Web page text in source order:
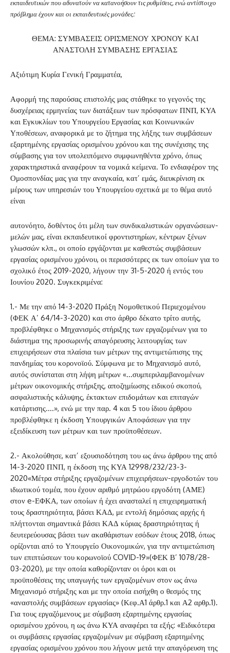
εκπαιδευτικών που αδυνατούν να κατανοήσουν τις ρυθμίσεις, ενώ αντίστοιχο
πρόβλημα έχουν και οι εκπαιδευτικές μονάδες:
ΘΕΜΑ: ΣΥΜΒΑΣΕΙΣ ΟΡΙΣΜΕΝΟΥ ΧΡΟΝΟΥ ΚΑΙ
ΑΝΑΣΤΟΛΗ ΣΥΜΒΑΣΗΣ ΕΡΓΑΣΙΑΣ
Αξιότιμη Κυρία Γενική Γραμματέα,
Αφορμή της παρούσας επιστολής μας στάθηκε το γεγονός της
δυσχέρειας ερμηνείας των διατάξεων των πρόσφατων ΠΝΠ, ΚΥΑ
και Εγκυκλίων του Υπουργείου Εργασίας και Κοινωνικών
Υποθέσεων, αναφορικά με το ζήτημα της λήξης των συμβάσεων
εξαρτημένης εργασίας ορισμένου χρόνου και της συνέχισης της
σύμβασης για τον υπολειπόμενο συμφωνηθέντα χρόνο, όπως
χαρακτηριστικά αναφέρουν τα νομικά κείμενα. Το ενδιαφέρον της
Ομοσπονδίας μας για την αναγκαία, κατ’ εμάς, διευκρίνιση εκ
μέρους των υπηρεσιών του Υπουργείου σχετικά με το θέμα αυτό
είναι
αυτονόητο, δοθέντος ότι μέλη των συνδικαλιστικών οργανώσεων-
μελών μας, είναι εκπαιδευτικοί φροντιστηρίων, κέντρων ξένων
γλωσσών κλπ., οι οποίο εργάζονται με καθεστώς συμβάσεων
εργασίας ορισμένου χρόνου, οι περισσότερες εκ των οποίων για το
σχολικό έτος 2019-2020, λήγουν την 31-5-2020 ή εντός του
Ιουνίου 2020. Συγκεκριμένα:
1.- Με την από 14-3-2020 Πράξη Νομοθετικού Περιεχομένου
(ΦΕΚ Α’ 64/14-3-2020) και στο άρθρο δέκατο τρίτο αυτής,
προβλέφθηκε ο Μηχανισμός στήριξης των εργαζομένων για το
διάστημα της προσωρινής απαγόρευσης λειτουργίας των
επιχειρήσεων στα πλαίσια των μέτρων της αντιμετώπισης της
πανδημίας του κορονοϊού. Σύμφωνα με το Μηχανισμό αυτό,
αυτός συνίσταται στη λήψη μέτρων «…συμπεριλαμβανομένων
μέτρων οικονομικής στήριξης, αποζημίωσης ειδικού σκοπού,
ασφαλιστικής κάλυψης, έκτακτων επιδομάτων και επιταγών
κατάρτισης….», ενώ με την παρ. 4 και 5 του ίδιου άρθρου
προβλέφθηκε η έκδοση Υπουργικών Αποφάσεων για την
εξειδίκευση των μέτρων και των προϋποθέσεων.
2.- Ακολούθησε, κατ’ εξουσιοδότηση του ως άνω άρθρου της από
14-3-2020 ΠΝΠ, η έκδοση της ΚΥΑ 12998/232/23-3-
2020«Μέτρα στήριξης εργαζομένων επιχειρήσεων-εργοδοτών του
ιδιωτικού τομέα, που έχουν αριθμό μητρώου εργοδότη (ΑΜΕ)
στον e-ΕΦΚΑ, των οποίων ή έχει ανασταλεί η επιχειρηματική
τους δραστηριότητα, βάσει ΚΑΔ, με εντολή δημόσιας αρχής ή
πλήττονται σημαντικά βάσει ΚΑΔ κύριας δραστηριότητας ή
δευτερεύουσας βάσει των ακαθάριστων εσόδων έτους 2018, όπως
ορίζονται από το Υπουργείο Οικονομικών, για την αντιμετώπιση
των επιπτώσεων του κορωνοϊού COVID-19»(ΦΕΚ Β’ 1078/28-
03-2020), με την οποία καθορίζονταν οι όροι και οι
προϋποθέσεις της υπαγωγής των εργαζομένων στον ως άνω
Μηχανισμό στήριξης και με την οποία εισήχθη ο θεσμός της
«αναστολής συμβάσεων εργασίας» (Κεφ.Α1 άρθρ.1 και Α2 αρθρ.1).
Για τους εργαζόμενους με σύμβαση εξαρτημένης εργασίας
ορισμένου χρόνου, η ως άνω ΚΥΑ αναφέρει τα εξής: «Ειδικότερα
οι συμβάσεις εργασίας εργαζομένων με σύμβαση εξαρτημένης
εργασίας ορισμένου χρόνου που λήγουν μετά την απαγόρευση της